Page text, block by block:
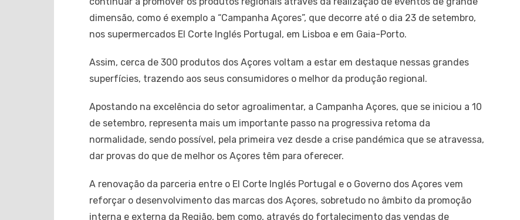
dimensão, como é exemplo a “Campanha Açores”, que decorre até o dia 23 de setembro,
nos supermercados El Corte Inglés Portugal, em Lisboa e em Gaia-Porto.
Assim, cerca de 300 produtos dos Açores voltam a estar em destaque nessas grandes
superfícies, trazendo aos seus consumidores o melhor da produção regional.
Apostando na excelência do setor agroalimentar, a Campanha Açores, que se iniciou a 10
de setembro, representa mais um importante passo na progressiva retoma da
normalidade, sendo possível, pela primeira vez desde a crise pandémica que se atravessa,
dar provas do que de melhor os Açores têm para oferecer.
A renovação da parceria entre o El Corte Inglés Portugal e o Governo dos Açores vem
reforçar o desenvolvimento das marcas dos Açores, sobretudo no âmbito da promoção
interna e externa da Região, bem como, através do fortalecimento das vendas de